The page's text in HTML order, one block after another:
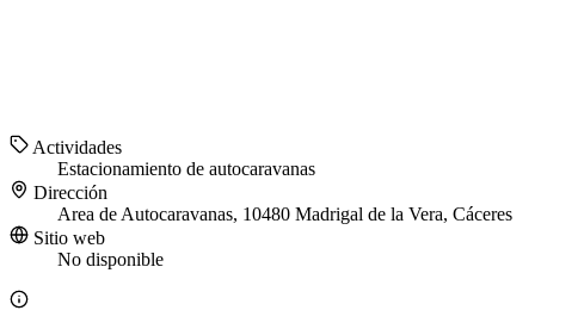
Actividades
Estacionamiento de autocaravanas
Dirección
Area de Autocaravanas, 10480 Madrigal de la Vera, Cáceres
Sitio web
No disponible